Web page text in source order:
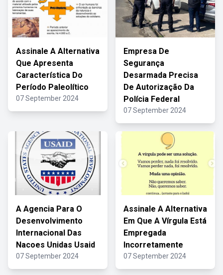
Assinale A Alternativa
Que Apresenta
Característica Do
Período Paleolítico
07 September 2024
Empresa De
Segurança
Desarmada Precisa
De Autorização Da
Polícia Federal
07 September 2024
A Agencia Para O
Desenvolvimento
Internacional Das
Nacoes Unidas Usaid
07 September 2024
Assinale A Alternativa
Em Que A Vírgula Está
Empregada
Incorretamente
07 September 2024